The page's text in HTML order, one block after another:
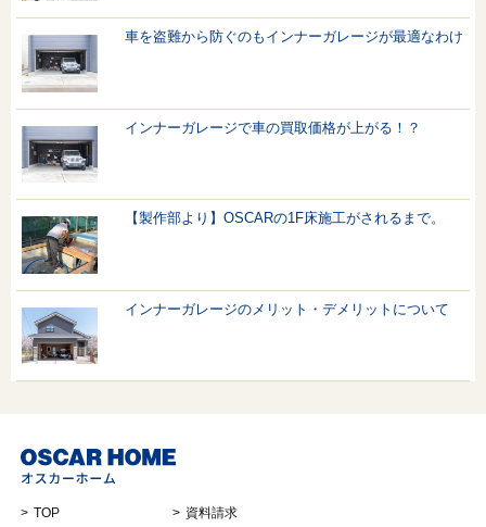
車を盗難から防ぐのもインナーガレージが最適なわけ
インナーガレージで車の買取価格が上がる！？
【製作部より】OSCARの1F床施工がされるまで。
インナーガレージのメリット・デメリットについて
TOP
資料請求